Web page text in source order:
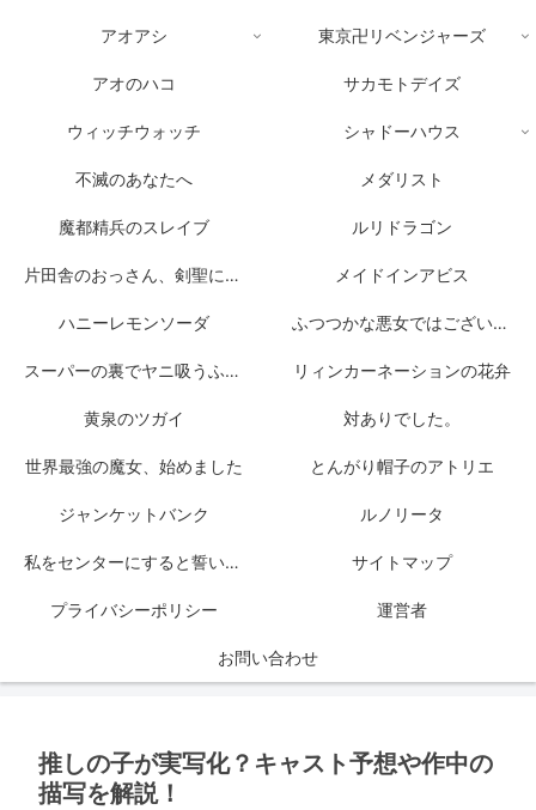
アオアシ 東京卍リベンジャーズ
アオのハコ サカモトデイズ
ウィッチウォッチ シャドーハウス
不滅のあなたへ メダリスト
魔都精兵のスレイブ ルリドラゴン
片田舎のおっさん、剣聖になる メイドインアビス
ハニーレモンソーダ ふつつかな悪女ではございますが
スーパーの裏でヤニ吸うふたり リィンカーネーションの花弁
黄泉のツガイ 対ありでした。
世界最強の魔女、始めました とんがり帽子のアトリエ
ジャンケットバンク ルノリータ
私をセンターにすると誓いますか？ サイトマップ
プライバシーポリシー 運営者
お問い合わせ
推しの子が実写化？キャスト予想や作中の
描写を解説！